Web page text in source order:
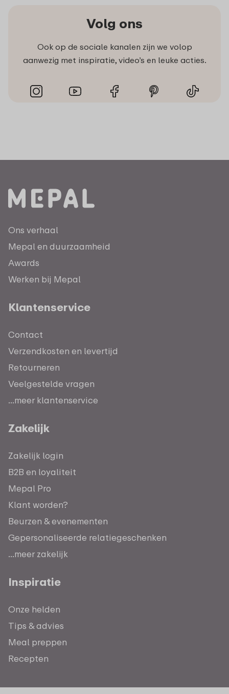
Volg ons
Ook op de sociale kanalen zijn we volop
aanwezig met inspiratie, video’s en leuke acties.
Ons verhaal
Mepal en duurzaamheid
Awards
Werken bij Mepal
Klantenservice
Contact
Verzendkosten en levertijd
Retourneren
Veelgestelde vragen
...meer klantenservice
Zakelijk
Zakelijk login
B2B en loyaliteit
Mepal Pro
Klant worden?
Beurzen & evenementen
Gepersonaliseerde relatiegeschenken
...meer zakelijk
Inspiratie
Onze helden
Tips & advies
Meal preppen
Recepten